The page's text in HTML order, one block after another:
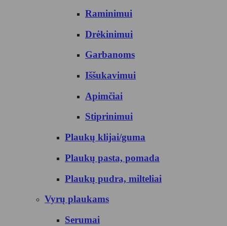
Raminimui
Drėkinimui
Garbanoms
Iššukavimui
Apimčiai
Stiprinimui
Plaukų klijai/guma
Plaukų pasta, pomada
Plaukų pudra, milteliai
Vyrų plaukams
Serumai